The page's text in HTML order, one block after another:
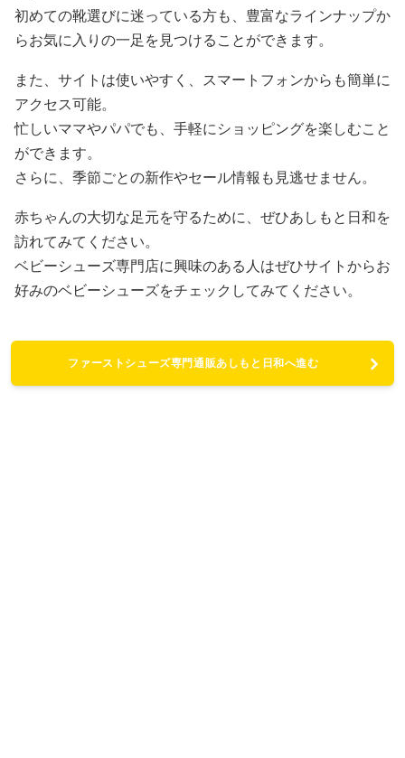
初めての靴選びに迷っている方も、豊富なラインナップか
らお気に入りの一足を見つけることができます。
また、サイトは使いやすく、スマートフォンからも簡単に
アクセス可能。
忙しいママやパパでも、手軽にショッピングを楽しむこと
ができます。
さらに、季節ごとの新作やセール情報も見逃せません。
赤ちゃんの大切な足元を守るために、ぜひあしもと日和を
訪れてみてください。
ベビーシューズ専門店に興味のある人はぜひサイトからお
好みのベビーシューズをチェックしてみてください。
ファーストシューズ専門通販あしもと日和へ進む